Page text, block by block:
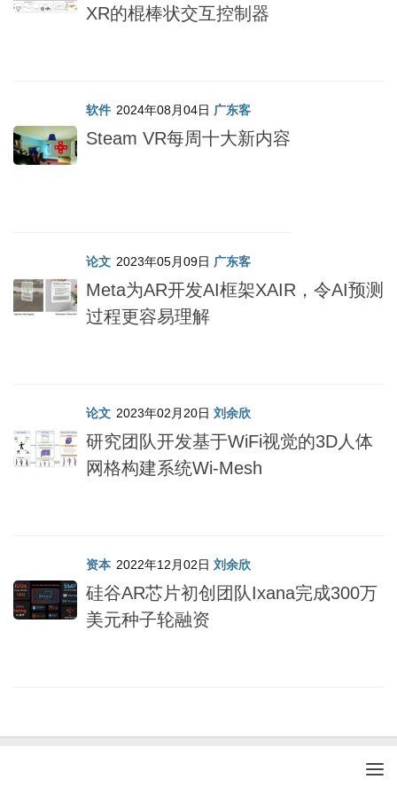
XR的棍棒状交互控制器
软件 2024年08月04日 广东客
Steam VR每周十大新内容
论文 2023年05月09日 广东客
Meta为AR开发AI框架XAIR，令AI预测
过程更容易理解
论文 2023年02月20日 刘余欣
研究团队开发基于WiFi视觉的3D人体
网格构建系统Wi-Mesh
资本 2022年12月02日 刘余欣
硅谷AR芯片初创团队Ixana完成300万
美元种子轮融资